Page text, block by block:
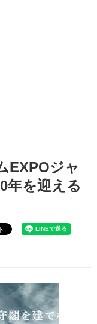
EXPOジャパン2018で19
EXPOジャ
年を迎える